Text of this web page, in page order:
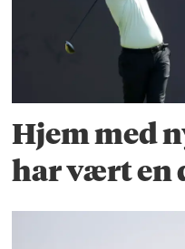
Hjem med
har vært en